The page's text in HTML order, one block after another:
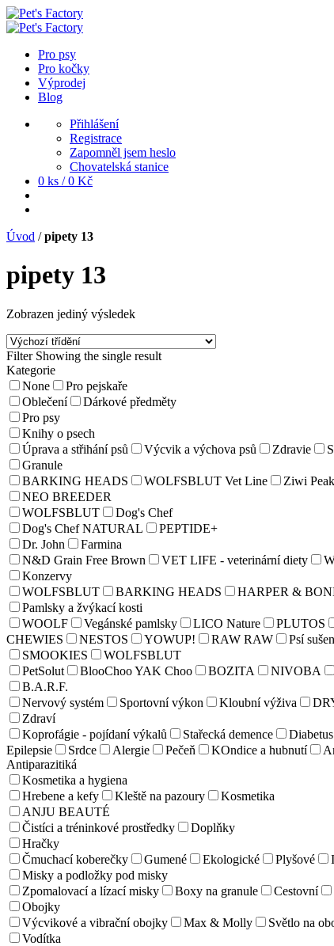
Pro psy
Pro kočky
Výprodej
Blog
Přihlášení
Registrace
Zapomněl jsem heslo
Chovatelská stanice
0 ks / 0 Kč
Úvod /pipety 13
pipety 13
Zobrazen jediný výsledek
Filter Showing the single result
Kategorie
None
Pro pejskaře
Oblečení
Dárkové předměty
Pro psy
Knihy o psech
Úprava a střihání psů
Výcvik a výchova psů Zdravie
Granule
BARKING HEADS
WOLFSBLUT Vet Line Ziwi Peak
NEO BREEDER
WOLFSBLUT
Dog's Chef
Dog's Chef NATURAL
PEPTIDE+
Dr. John
Farmina
N&D Grain Free Brown
VET LIFE - veterinární diety
Konzervy
WOLFSBLUT
BARKING HEADS HARPER &
Pamlsky a žvýkací kosti
WOOLF
Vegánské pamlsky LICO Nature PLUTOS
CHEWIES
NESTOS YOWUP! RAW RAW
Psí
SMOOKIES
WOLFSBLUT
PetSolut
BlooChoo YAK Choo BOZITA NIVOBA
B.A.R.F.
Nervový systém
Sportovní výkon Kloubní výživa
Zdraví
Koprofágie - pojídaní výkalů
Stařecká demence Diabetus
Epilepsie
Srdce Alergie Pečeň KOndice a hubnutí
Antiparazitiká
Kosmetika a hygiena
Hrebene a kefy
Kleště na pazoury
Kosmetika
ANJU BEAUTÉ
Čistíci a tréninkové prostředky
Doplňky
Hračky
Čmuchací koberečky
Gumené Ekologické Plyšové
Misky a podložky pod misky
Zpomalovací a lízací misky
Boxy na granule Cestovní
Obojky
Výcvikové a vibrační obojky
Max & Molly Světlo na
Vodítka